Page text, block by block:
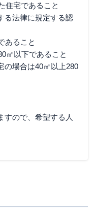
住宅であること
る法律に規定する認
あること
㎡以下であること
の場合は40㎡以上280
すので、希望する人